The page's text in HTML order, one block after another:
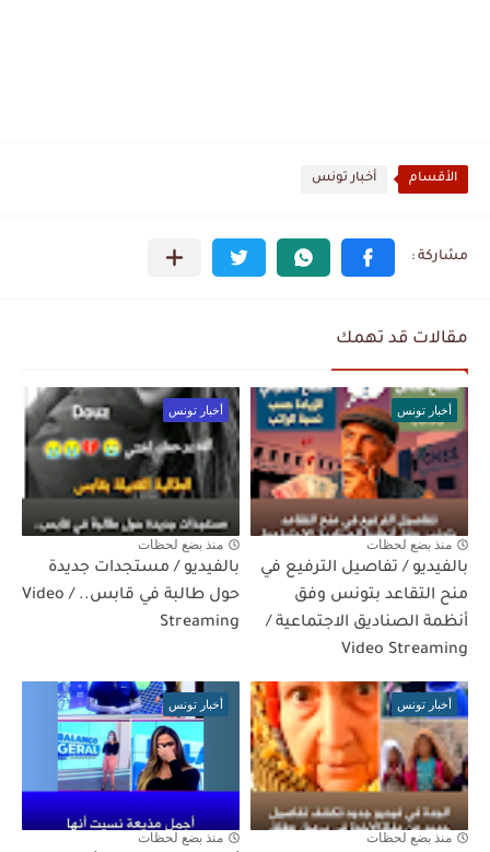
الأقسام أخبار تونس
مقالات قد تهمك
أخبار تونس
منذ بضع لحظات
بالفيديو / تفاصيل الترفيع في
منح التقاعد بتونس وفق
أنظمة الصناديق الاجتماعية /
Video Streaming
أخبار تونس
منذ بضع لحظات
بالفيديو / مستجدات جديدة
حول طالبة في قابس.. / Video
Streaming
أخبار تونس
منذ بضع لحظات
أخبار تونس
منذ بضع لحظات